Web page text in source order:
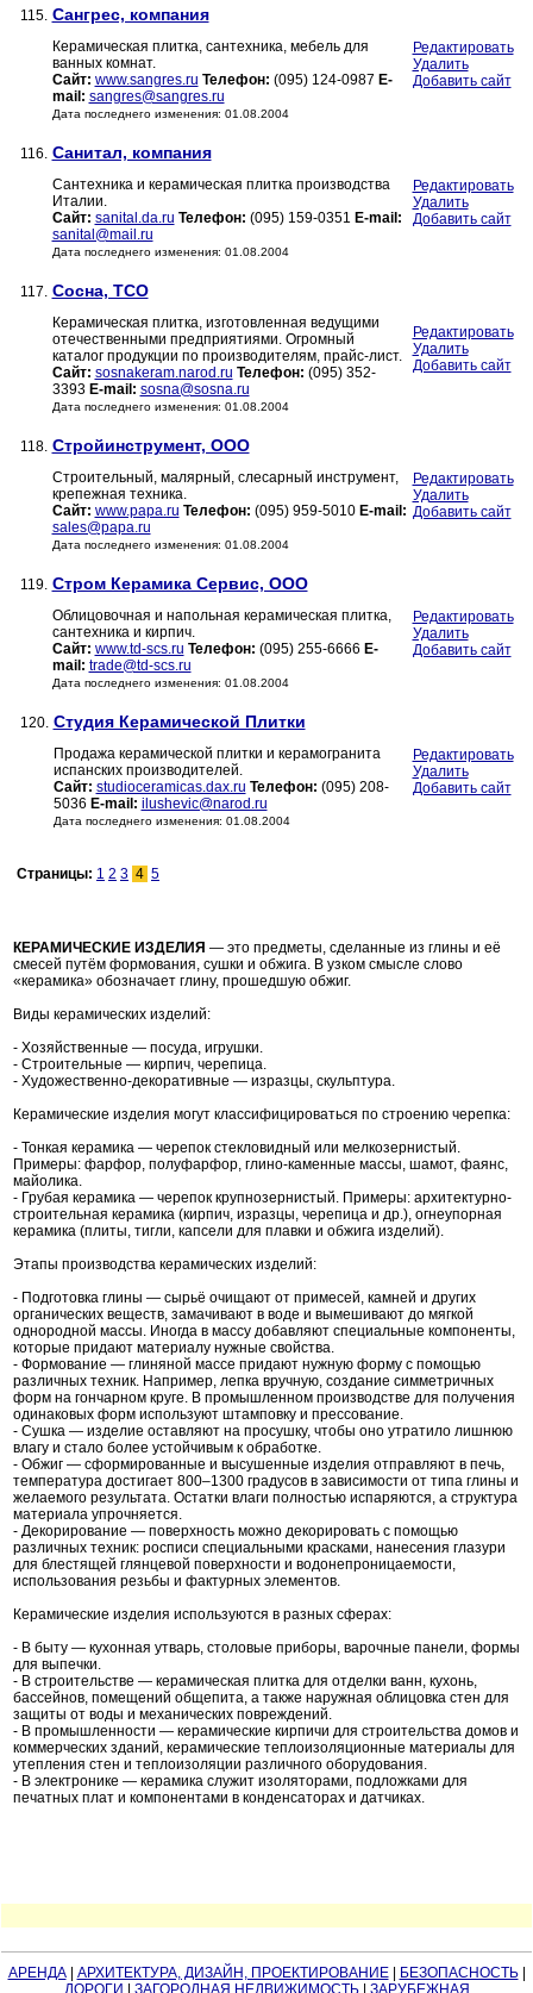
115. Сангрес, компания
Керамическая плитка, сантехника, мебель для
ванных комнат.
Сайт: www.sangres.ru Телефон: (095) 124-0987 E-
mail: sangres@sangres.ru
Дата последнего изменения: 01.08.2004
Редактировать
Удалить
Добавить сайт
116. Санитал, компания
Сантехника и керамическая плитка производства
Италии.
Сайт: sanital.da.ru Телефон: (095) 159-0351 E-mail:
sanital@mail.ru
Дата последнего изменения: 01.08.2004
Редактировать
Удалить
Добавить сайт
117. Сосна, ТСО
Керамическая плитка, изготовленная ведущими
отечественными предприятиями. Огромный
каталог продукции по производителям, прайс-лист.
Сайт: sosnakeram.narod.ru Телефон: (095) 352-
3393 E-mail: sosna@sosna.ru
Дата последнего изменения: 01.08.2004
Редактировать
Удалить
Добавить сайт
118. Стройинструмент, ООО
Строительный, малярный, слесарный инструмент,
крепежная техника.
Сайт: www.papa.ru Телефон: (095) 959-5010 E-mail:
sales@papa.ru
Дата последнего изменения: 01.08.2004
Редактировать
Удалить
Добавить сайт
119. Стром Керамика Сервис, ООО
Облицовочная и напольная керамическая плитка,
сантехника и кирпич.
Сайт: www.td-scs.ru Телефон: (095) 255-6666 E-
mail: trade@td-scs.ru
Дата последнего изменения: 01.08.2004
Редактировать
Удалить
Добавить сайт
120. Студия Керамической Плитки
Продажа керамической плитки и керамогранита
испанских производителей.
Сайт: studioceramicas.dax.ru Телефон: (095) 208-
5036 E-mail: ilushevic@narod.ru
Дата последнего изменения: 01.08.2004
Редактировать
Удалить
Добавить сайт
Страницы: 1 2 3 4 5
КЕРАМИЧЕСКИЕ ИЗДЕЛИЯ — это предметы, сделанные из глины и её
смесей путём формования, сушки и обжига. В узком смысле слово
«керамика» обозначает глину, прошедшую обжиг.
Виды керамических изделий:
- Хозяйственные — посуда, игрушки.
- Строительные — кирпич, черепица.
- Художественно-декоративные — изразцы, скульптура.
Керамические изделия могут классифицироваться по строению черепка:
- Тонкая керамика — черепок стекловидный или мелкозернистый.
Примеры: фарфор, полуфарфор, глино-каменные массы, шамот, фаянс,
майолика.
- Грубая керамика — черепок крупнозернистый. Примеры: архитектурно-
строительная керамика (кирпич, изразцы, черепица и др.), огнеупорная
керамика (плиты, тигли, капсели для плавки и обжига изделий).
Этапы производства керамических изделий:
- Подготовка глины — сырьё очищают от примесей, камней и других
органических веществ, замачивают в воде и вымешивают до мягкой
однородной массы. Иногда в массу добавляют специальные компоненты,
которые придают материалу нужные свойства.
- Формование — глиняной массе придают нужную форму с помощью
различных техник. Например, лепка вручную, создание симметричных
форм на гончарном круге. В промышленном производстве для получения
одинаковых форм используют штамповку и прессование.
- Сушка — изделие оставляют на просушку, чтобы оно утратило лишнюю
влагу и стало более устойчивым к обработке.
- Обжиг — сформированные и высушенные изделия отправляют в печь,
температура достигает 800–1300 градусов в зависимости от типа глины и
желаемого результата. Остатки влаги полностью испаряются, а структура
материала упрочняется.
- Декорирование — поверхность можно декорировать с помощью
различных техник: росписи специальными красками, нанесения глазури
для блестящей глянцевой поверхности и водонепроницаемости,
использования резьбы и фактурных элементов.
Керамические изделия используются в разных сферах:
- В быту — кухонная утварь, столовые приборы, варочные панели, формы
для выпечки.
- В строительстве — керамическая плитка для отделки ванн, кухонь,
бассейнов, помещений общепита, а также наружная облицовка стен для
защиты от воды и механических повреждений.
- В промышленности — керамические кирпичи для строительства домов и
коммерческих зданий, керамические теплоизоляционные материалы для
утепления стен и теплоизоляции различного оборудования.
- В электронике — керамика служит изоляторами, подложками для
печатных плат и компонентами в конденсаторах и датчиках.
АРЕНДА| АРХИТЕКТУРА, ДИЗАЙН, ПРОЕКТИРОВАНИЕ| БЕЗОПАСНОСТЬ|
ДОРОГИ
ЗАГОРОДНАЯ НЕДВИЖИМОСТЬ| ЗАРУБЕЖНАЯ